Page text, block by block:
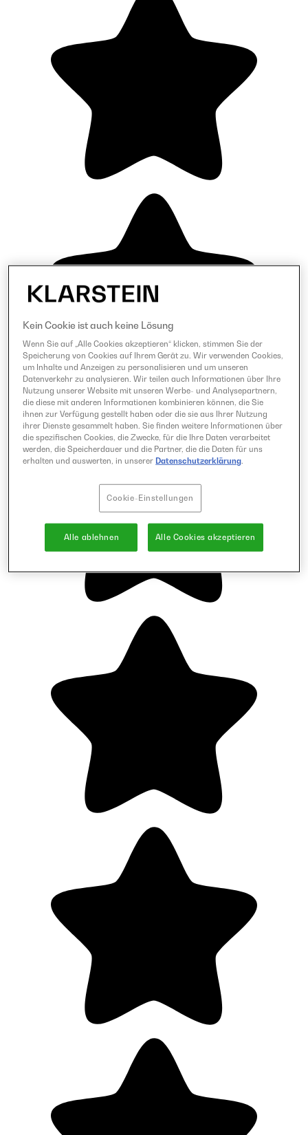
Kein Cookie ist auch keine Lösung
Wenn Sie auf „Alle Cookies akzeptieren“ klicken, stimmen Sie der
Speicherung von Cookies auf Ihrem Gerät zu. Wir verwenden Cookies,
um Inhalte und Anzeigen zu personalisieren und um unseren
Datenverkehr zu analysieren. Wir teilen auch Informationen über Ihre
Nutzung unserer Website mit unseren Werbe- und Analysepartnern,
die diese mit anderen Informationen kombinieren können, die Sie
ihnen zur Verfügung gestellt haben oder die sie aus Ihrer Nutzung
ihrer Dienste gesammelt haben. Sie finden weitere Informationen über
die spezifischen Cookies, die Zwecke, für die Ihre Daten verarbeitet
werden, die Speicherdauer und die Partner, die die Daten für uns
erhalten und auswerten, in unserer Datenschutzerklärung
Cookie-Einstellungen
Alle ablehnen Alle Cookies akzeptieren